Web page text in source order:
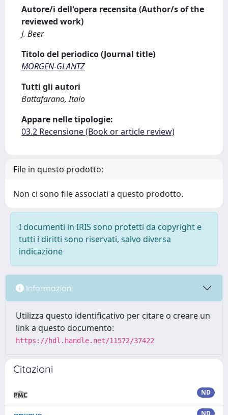
Autore/i dell'opera recensita (Author/s of the
reviewed work)
J. Beer
Titolo del periodico (Journal title)
MORGEN-GLANTZ
Tutti gli autori
Battafarano, Italo
Appare nelle tipologie:
03.2 Recensione (Book or article review)
File in questo prodotto:
Non ci sono file associati a questo prodotto.
I documenti in IRIS sono protetti da copyright e
tutti i diritti sono riservati, salvo diversa
indicazione
Informazioni
Utilizza questo identificativo per citare o creare un
link a questo documento:
https://hdl.handle.net/11572/37422
Citazioni
ND